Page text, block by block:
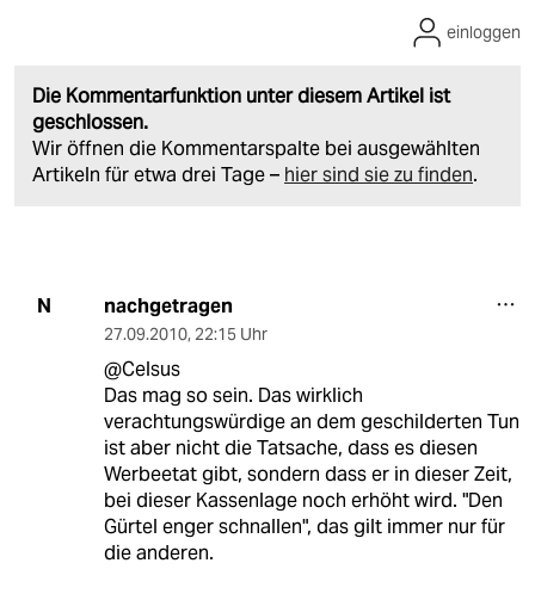
Die Kommentarfunktion unter diesem Artikel ist
geschlossen.
Wir öffnen die Kommentarspalte bei ausgewählten
Artikeln für etwa drei Tage – hier sind sie zu finden.
einloggen
N nachgetragen
27.09.2010, 22:15 Uhr
@Celsus
Das mag so sein. Das wirklich
verachtungswürdige an dem geschilderten Tun
ist aber nicht die Tatsache, dass es diesen
Werbeetat gibt, sondern dass er in dieser Zeit,
bei dieser Kassenlage noch erhöht wird. "Den
Gürtel enger schnallen", das gilt immer nur für
die anderen.